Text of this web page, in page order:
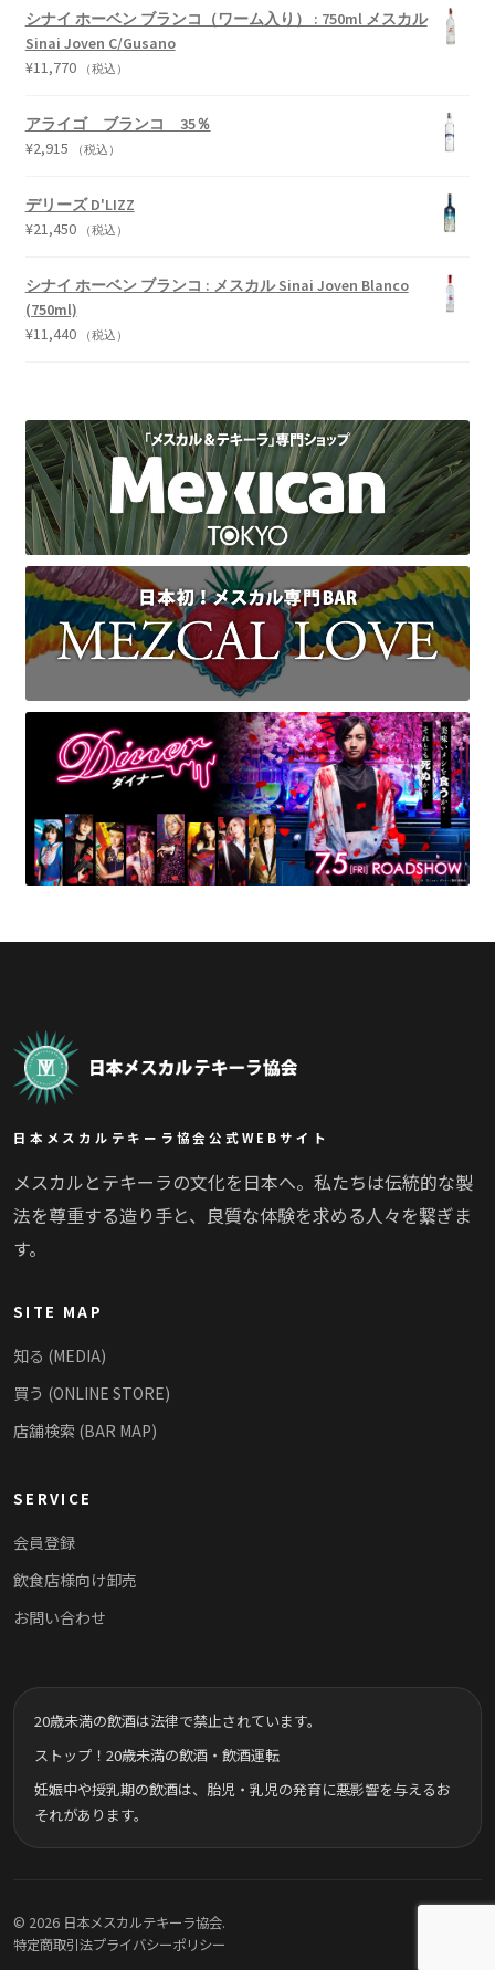
シナイ ホーベン ブランコ（ワーム入り） : 750ml メスカル
Sinai Joven C/Gusano
¥11,770 （税込）
アライゴ ブランコ 35％
¥2,915 （税込）
デリーズ D'LIZZ
¥21,450 （税込）
シナイ ホーベン ブランコ : メスカル Sinai Joven Blanco
(750ml)
¥11,440 （税込）
日本メスカルテキーラ協会公式WEBサイト
メスカルとテキーラの文化を日本へ。私たちは伝統的な製
法を尊重する造り手と、良質な体験を求める人々を繋ぎま
す。
SITE MAP
知る (MEDIA)
買う (ONLINE STORE)
店舗検索 (BAR MAP)
SERVICE
会員登録
飲食店様向け卸売
お問い合わせ
20歳未満の飲酒は法律で禁止されています。
ストップ！20歳未満の飲酒・飲酒運転
妊娠中や授乳期の飲酒は、胎児・乳児の発育に悪影響を与えるお
それがあります。
© 2026 日本メスカルテキーラ協会.
特定商取引法プライバシーポリシー